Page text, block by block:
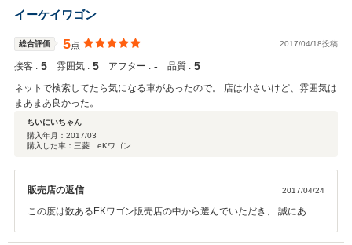
イーケイワゴン
総合評価 5点 2017/04/18投稿
接客 : 5 雰囲気 : 5 アフター : ‐ 品質 : 5
ネットで検索してたら気になる車があったので。 店は小さいけど、雰囲気は
まあまあ良かった。
ちいにいちゃん
購入年月： 2017/03
購入した車：三菱 eKワゴン
販売店の返信 2017/04/24
この度は数あるEKワゴン販売店の中から選んでいただき、 誠にあり